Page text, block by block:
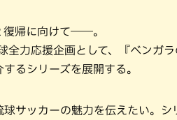
復帰に向けて――。
全力応援企画として、『ベンガ
るシリーズを展開する。
球サッカーの魅力を伝えたい。